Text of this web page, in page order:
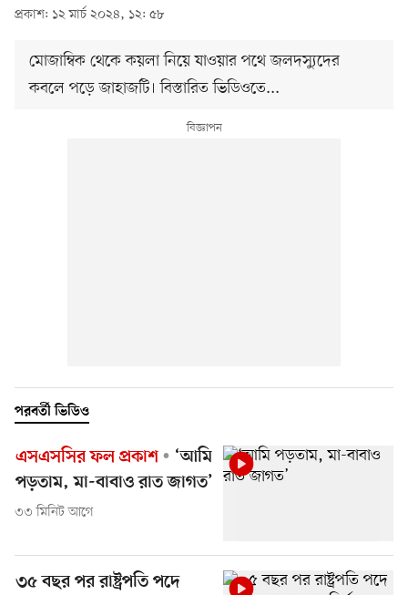
প্রকাশ: ১২ মার্চ ২০২৪, ১২: ৫৮
মোজাম্বিক থেকে কয়লা নিয়ে যাওয়ার পথে জলদস্যুদের
কবলে পড়ে জাহাজটি। বিস্তারিত ভিডিওতে...
পরবর্তী ভিডিও
এসএসসির ফল প্রকাশ
‘আমি
পড়তাম, মা-বাবাও রাত জাগত’
৩৩ মিনিট আগে
৩৫ বছর পর রাষ্ট্রপতি পদে